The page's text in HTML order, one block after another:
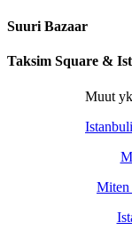
Suuri Bazaar
Taksim Square &
Muut
Miten